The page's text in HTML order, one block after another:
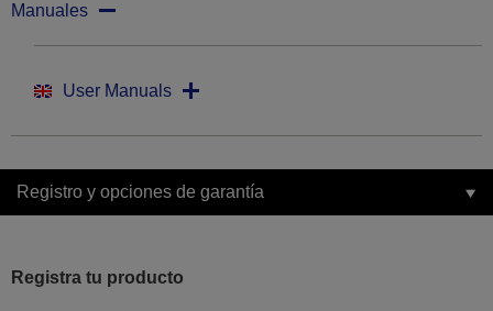
Manuales
User Manuals
Registro y opciones de garantía
Registra tu producto